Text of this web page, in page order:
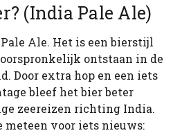
(India Pale Ale)
Ale. Het is een bierstijl
ontstaan in de
Door extra hop en een iets
bleef het bier beter
zeereizen richting India.
meteen voor iets nieuws: